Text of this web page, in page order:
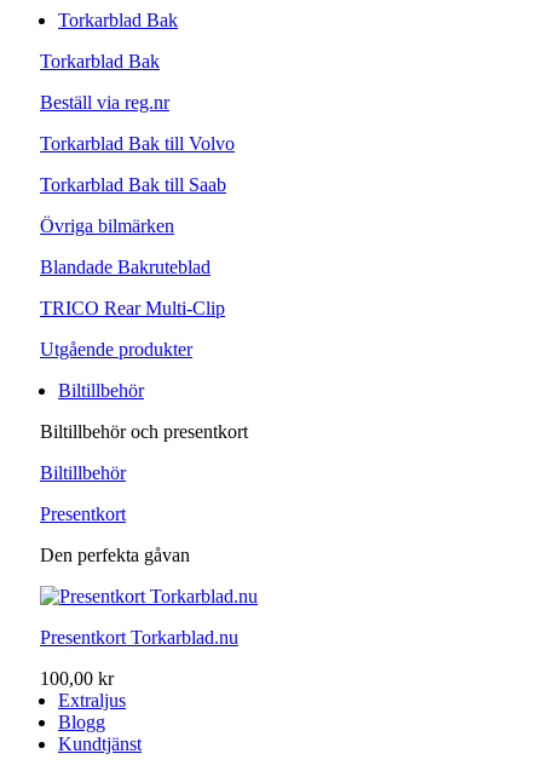
Torkarblad Bak
Torkarblad Bak
Beställ via reg.nr
Torkarblad Bak till Volvo
Torkarblad Bak till Saab
Övriga bilmärken
Blandade Bakruteblad
TRICO Rear Multi-Clip
Utgående produkter
Biltillbehör
Biltillbehör och presentkort
Biltillbehör
Presentkort
Den perfekta gåvan
Presentkort Torkarblad.nu
100,00 kr
Extraljus
Blogg
Kundtjänst